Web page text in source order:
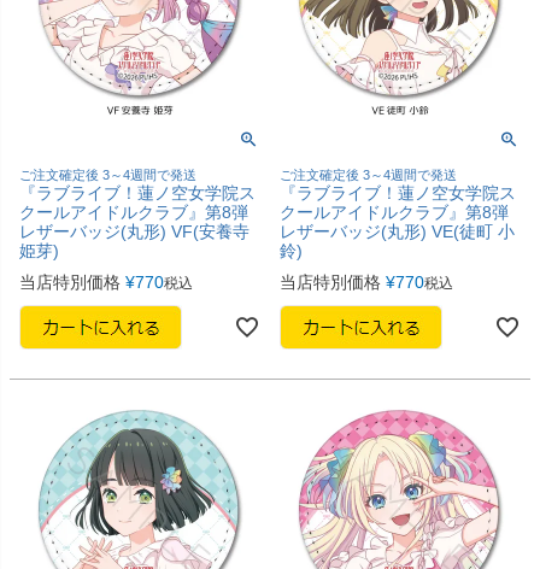
ご注文確定後 3～4週間で発送
『ラブライブ！蓮ノ空女学院ス
クールアイドルクラブ』第8弾
レザーバッジ(丸形) VF(安養寺
姫芽)
当店特別価格 ¥770税込
ご注文確定後 3～4週間で発送
『ラブライブ！蓮ノ空女学院ス
クールアイドルクラブ』第8弾
レザーバッジ(丸形) VE(徒町 小
鈴)
当店特別価格 ¥770税込